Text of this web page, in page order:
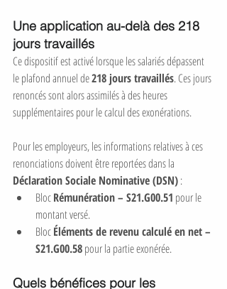
Une application au-delà des 218
jours travaillés
Ce dispositif est activé lorsque les salariés dépassent
le plafond annuel de 218 jours travaillés. Ces jours
renoncés sont alors assimilés à des heures
supplémentaires pour le calcul des exonérations.
Pour les employeurs, les informations relatives à ces
renonciations doivent être reportées dans la
Déclaration Sociale Nominative (DSN) :
Bloc Rémunération – S21.G00.51 pour le
montant versé.
Bloc Éléments de revenu calculé en net –
S21.G00.58 pour la partie exonérée.
Quels bénéfices pour les